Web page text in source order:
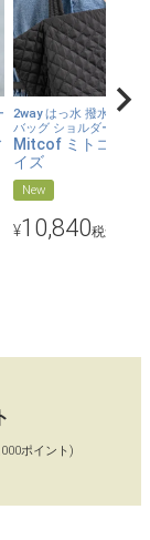
く、春夏のお出
ザインなので、
軽に取り入れら
れ、日常の小さ
2way はっ水 撥水 トート
バッグ ショルダーバッグ
Mitcof ミトコフ L
イズ
New
¥10,840税込
ポイント)